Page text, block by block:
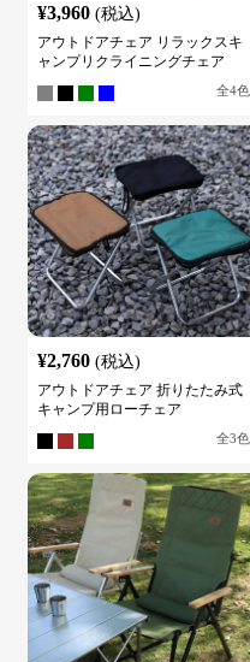
¥3,960 (税込)
アウトドアチェア リラックスキ
ャンプリクライニングチェア
全4色
¥2,760 (税込)
アウトドアチェア 折りたたみ式
キャンプ用ローチェア
全3色